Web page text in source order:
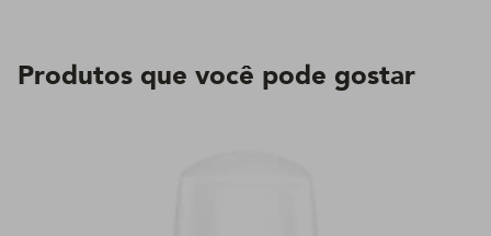
Produtos que você pode gostar